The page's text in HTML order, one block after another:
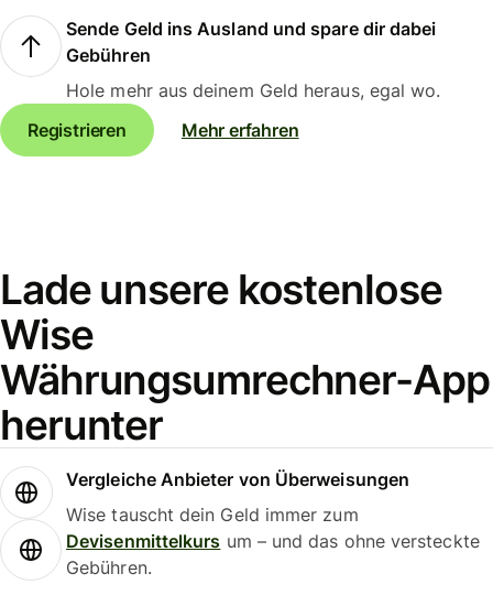
Sende Geld ins Ausland und spare dir dabei
Gebühren
Hole mehr aus deinem Geld heraus, egal wo.
Registrieren
Mehr erfahren
Lade unsere kostenlose
Wise
Währungsumrechner-App
herunter
Vergleiche Anbieter von Überweisungen
Wise tauscht dein Geld immer zum
Devisenmittelkurs um – und das ohne versteckte
Gebühren.